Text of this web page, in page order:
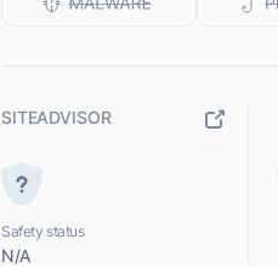
SITEADVISOR
Safety status
N/A